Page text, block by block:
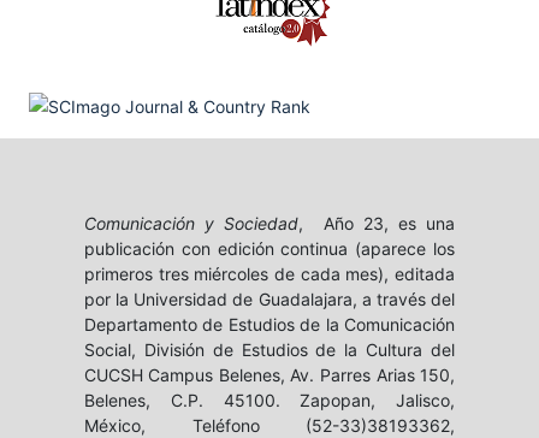
Comunicación y Sociedad, Año 23, es una
publicación con edición continua (aparece los
primeros tres miércoles de cada mes), editada
por la Universidad de Guadalajara, a través del
Departamento de Estudios de la Comunicación
Social, División de Estudios de la Cultura del
CUCSH Campus Belenes, Av. Parres Arias 150,
Belenes, C.P. 45100. Zapopan, Jalisco,
México, Teléfono (52-33)38193362,